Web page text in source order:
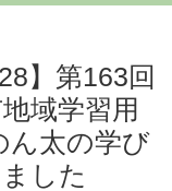
】第163回
域学習用
ん太の学び
した